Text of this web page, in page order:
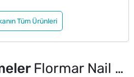
Tüm Ürünleri
Flormar Nail Enamel Yoğun Pigmentli Parlak Oje No: 305 Beige Latte